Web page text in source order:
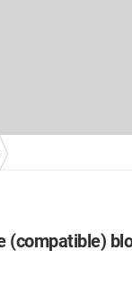
(compatible)